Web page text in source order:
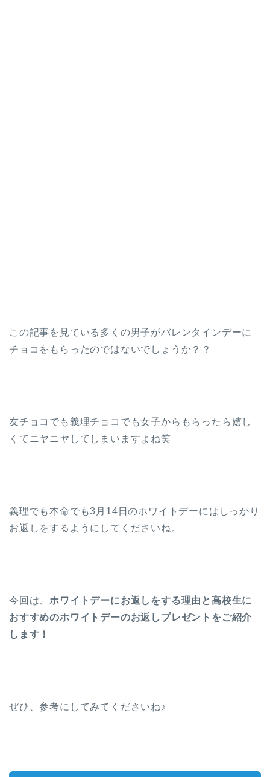
この記事を見ている多くの男子がバレンタインデーに
チョコをもらったのではないでしょうか？？
友チョコでも義理チョコでも女子からもらったら嬉し
くてニヤニヤしてしまいますよね笑
義理でも本命でも3月14日のホワイトデーにはしっかり
お返しをするようにしてくださいね。
今回は、ホワイトデーにお返しをする理由と高校生に
おすすめのホワイトデーのお返しプレゼントをご紹介
します！
ぜひ、参考にしてみてくださいね♪